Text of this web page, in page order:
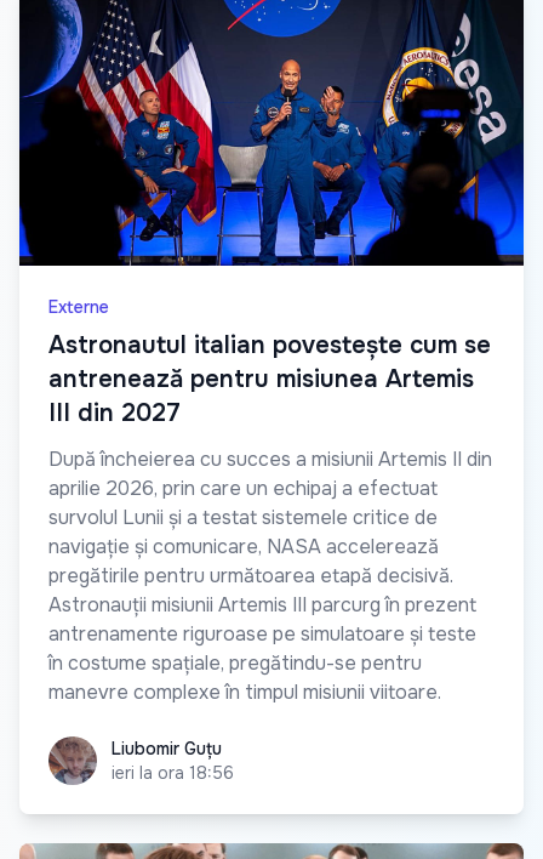
Externe
Astronautul italian povestește cum se
antrenează pentru misiunea Artemis
III din 2027
După încheierea cu succes a misiunii Artemis II din
aprilie 2026, prin care un echipaj a efectuat
survolul Lunii și a testat sistemele critice de
navigație și comunicare, NASA accelerează
pregătirile pentru următoarea etapă decisivă.
Astronauții misiunii Artemis III parcurg în prezent
antrenamente riguroase pe simulatoare și teste
în costume spațiale, pregătindu-se pentru
manevre complexe în timpul misiunii viitoare.
Liubomir Guțu
Liubomir Guțu
ieri la ora 18:56